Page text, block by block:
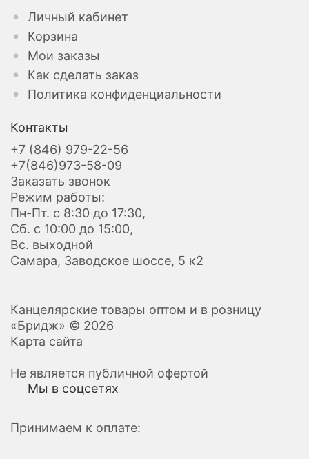
Личный кабинет
Корзина
Мои заказы
Как сделать заказ
Политика конфиденциальности
Контакты
+7 (846) 979-22-56
+7(846)973-58-09
Заказать звонок
Режим работы:
Пн-Пт. с 8:30 до 17:30,
Сб. с 10:00 до 15:00,
Вс. выходной
Самара, Заводское шоссе, 5 к2
Канцелярские товары оптом и в розницу
«Бридж» © 2026
Карта сайта
Не является публичной офертой
Мы в соцсетях
Принимаем к оплате: